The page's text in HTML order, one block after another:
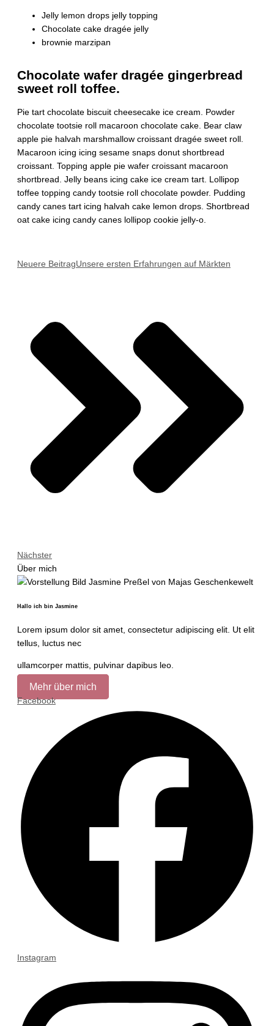
Jelly lemon drops jelly topping
Chocolate cake dragée jelly
brownie marzipan
Chocolate wafer dragée gingerbread
sweet roll toffee.
Pie tart chocolate biscuit cheesecake ice cream. Powder
chocolate tootsie roll macaroon chocolate cake. Bear claw
apple pie halvah marshmallow croissant dragée sweet roll.
Macaroon icing icing sesame snaps donut shortbread
croissant. Topping apple pie wafer croissant macaroon
shortbread. Jelly beans icing cake ice cream tart. Lollipop
toffee topping candy tootsie roll chocolate powder. Pudding
candy canes tart icing halvah cake lemon drops. Shortbread
oat cake icing candy canes lollipop cookie jelly-o.
Neuere BeitragUnsere ersten Erfahrungen auf Märkten
Nächster
Über mich
Hallo ich bin Jasmine
Lorem ipsum dolor sit amet, consectetur adipiscing elit. Ut elit
tellus, luctus nec
ullamcorper mattis, pulvinar dapibus leo.
Mehr über mich
Facebook
Instagram